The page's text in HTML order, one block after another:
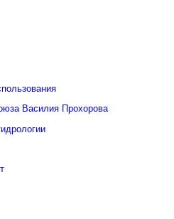
Василия Прохорова